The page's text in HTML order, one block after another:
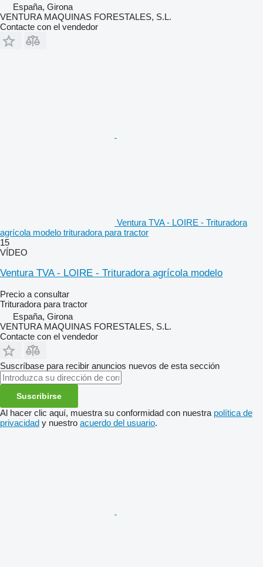
España, Girona
VENTURA MAQUINAS FORESTALES, S.L.
Contacte con el vendedor
Ventura TVA - LOIRE - Trituradora
agrícola modelo trituradora para tractor
15
VÍDEO
Ventura TVA - LOIRE - Trituradora agrícola modelo
Precio a consultar
Trituradora para tractor
España, Girona
VENTURA MAQUINAS FORESTALES, S.L.
Contacte con el vendedor
Suscríbase para recibir anuncios nuevos de esta sección
Suscribirse
Al hacer clic aquí, muestra su conformidad con nuestra política de
privacidad y nuestro acuerdo del usuario.